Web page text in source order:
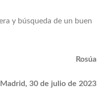
y búsqueda de un buen
Rosúa
Madrid, 30 de julio de 2023